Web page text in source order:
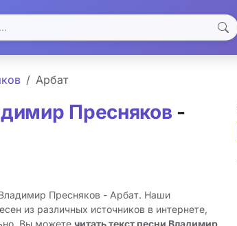
Арбат
Пресняков -
Пресняков - Арбат. Наши
из различных источников в интернете,
Вы можете читать текст песни Владимир